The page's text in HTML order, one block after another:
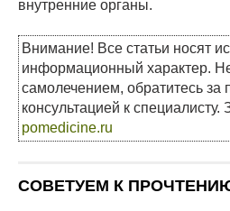
внутренние органы.
Внимание! Все статьи носят
информационный характер.
самолечением, обратитесь за
консультацией к
pomedicine.ru
СОВЕТУЕМ К